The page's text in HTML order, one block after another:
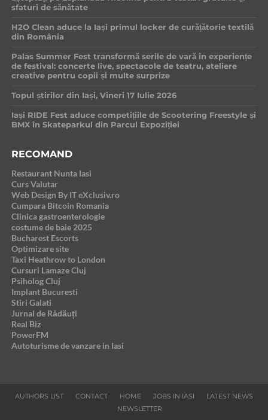
sfaturi de sănătate
H2O Clean aduce la Iași primul locker de curățătorie textilă
din România
Palas Summer Fest transformă serile de vară în experiențe
de festival: concerte live, spectacole de teatru, ateliere
creative pentru copii și multe surprize
Topul știrilor din Iași, Vineri 17 Iulie 2026
Iași RIDE Fest aduce competițiile de Scootering Freestyle și
BMX în Skateparkul din Parcul Expoziției
RECOMAND
Restaurant Nunta Iasi
Curs Valutar
Web Design By IT eXclusiv.ro
Cumpara Bitcoin Romania
Clinica gastroenterologie
costume de baie 2025
Bucharest Escorts
Optimizare site
Taxi Heathrow to London
Cursuri Lamaze Cluj
Psiholog Cluj
Implant Bucuresti
Stiri Galati
Jurnal de Rădăuți
Real Biz
PowerFM
Autoturisme de vanzare in Iasi
AUTHORS LIST CONTACT HOME JOBS IN IASI
LATEST NEWS
NEWSLETTER